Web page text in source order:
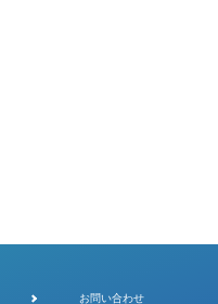
お問い合わせ